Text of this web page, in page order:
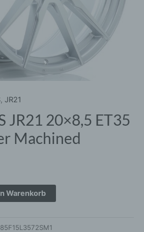
, JR21
JR21 20×8,5 ET35
Machined
Warenkorb